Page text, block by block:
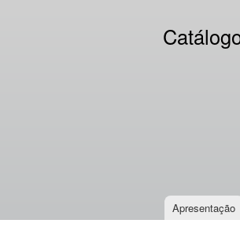
Main menu
Apresentação